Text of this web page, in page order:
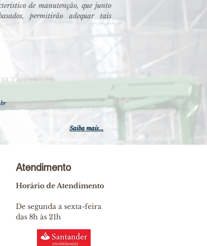
de manutenção, que junto
permitirão adequar tais
Saiba mais...
Atendimento
Horário de Atendimento
De segunda a sexta-feira
das 8h às 21h